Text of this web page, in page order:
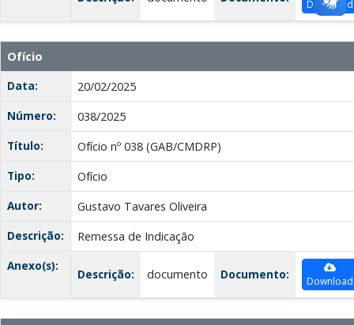
Download
Ofício
Data:
20/02/2025
Número:
038/2025
Título:
Ofício nº 038 (GAB/CMDRP)
Tipo:
Ofício
Autor:
Gustavo Tavares Oliveira
Descrição:
Remessa de Indicação
Anexo(s):
Descrição: documento Documento: Download